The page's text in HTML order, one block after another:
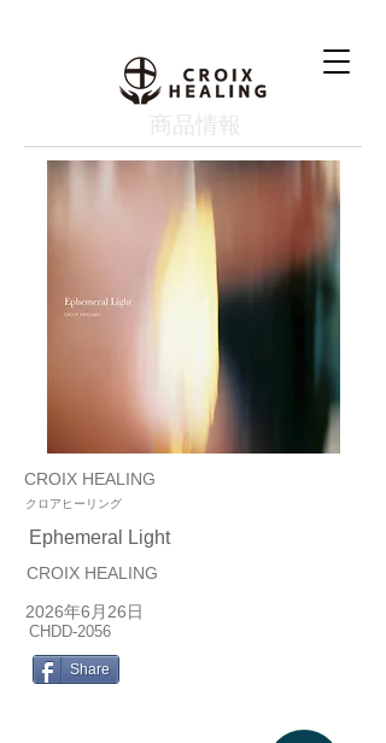
​商品情報
CROIX HEALING
クロアヒーリング
Ephemeral Light
CROIX HEALING
2026年6月26日
CHDD-2056
Share